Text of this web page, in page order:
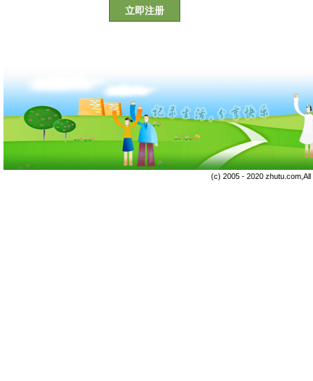
立即注册
(c) 2005 - 2020